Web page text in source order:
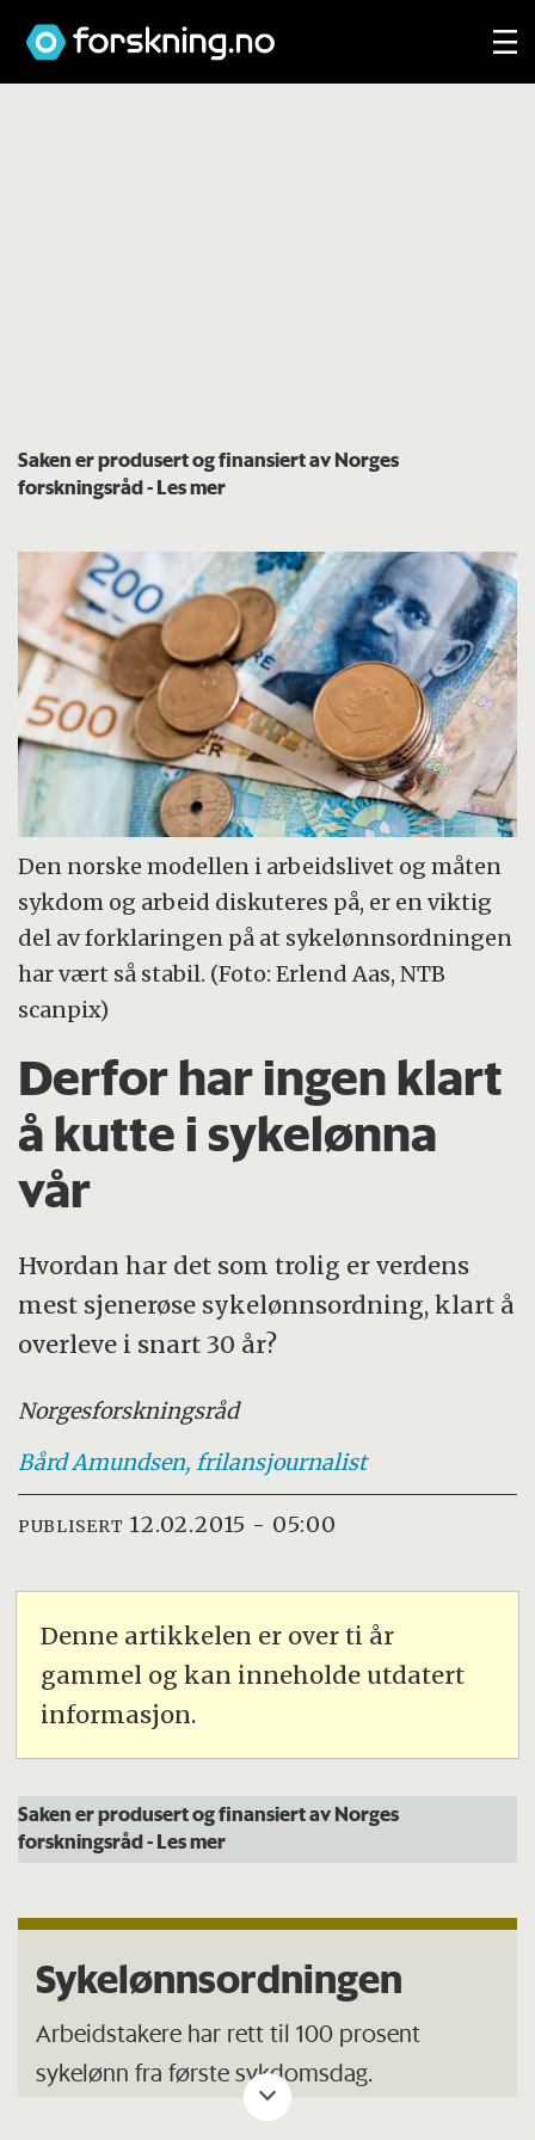
Saken er produsert og finansiert av Norges
forskningsråd- Les mer
Den norske modellen i arbeidslivet og måten
sykdom og arbeid diskuteres på, er en viktig
del av forklaringen på at sykelønnsordningen
har vært så stabil. (Foto: Erlend Aas, NTB
scanpix)
Derfor har ingen klart
å kutte i sykelønna
vår
Hvordan har det som trolig er verdens
mest sjenerøse sykelønnsordning, klart å
overleve i snart 30 år?
Norgesforskningsråd
BårdAmundsen, frilansjournalist
PUBLISERT 12.02.2015 - 05:00
Denne artikkelen er over ti år
gammel og kan inneholde utdatert
informasjon.
Saken er produsert og finansiert av Norges
forskningsråd- Les mer
Sykelønnsordningen
Arbeidstakere har rett til 100 prosent
sykelønn fra første sykdomsdag.